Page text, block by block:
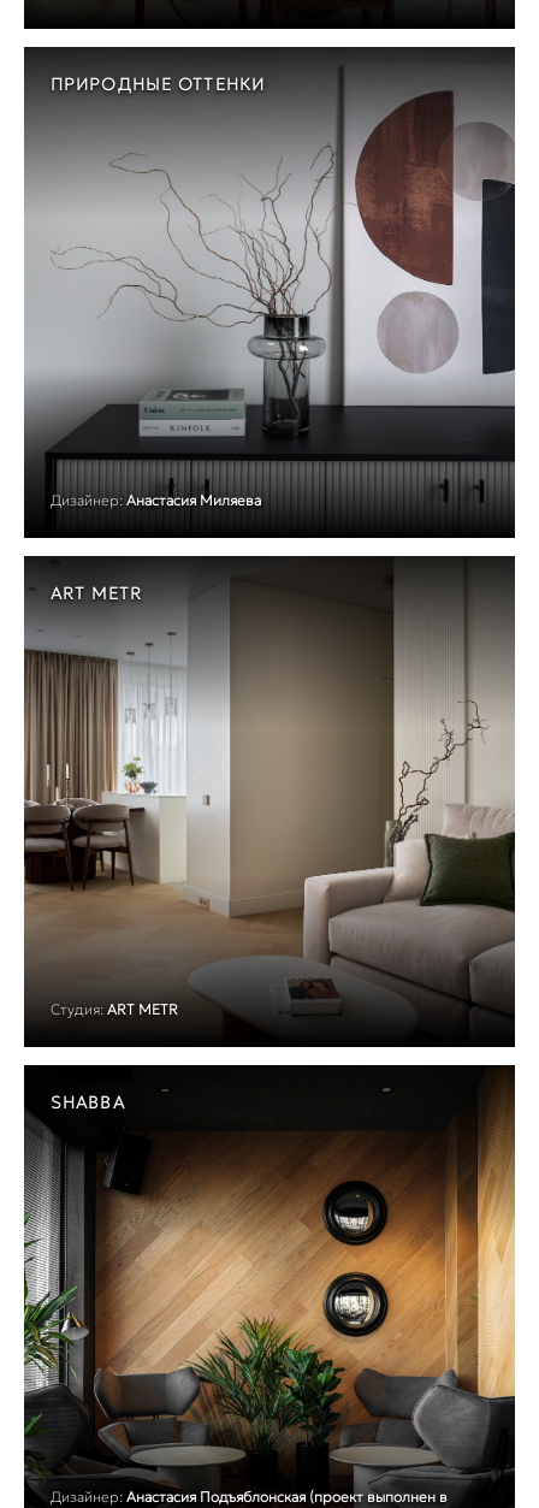
ПРИРОДНЫЕ ОТТЕНКИ
Дизайнер: Анастасия Миляева
ART METR
Студия: ART METR
SHABBA
Дизайнер: Анастасия Подъяблонская (проект выполнен в